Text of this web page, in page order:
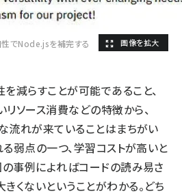
でNode.jsを補完する
減らすことが可能であること、
ソース消費などの特徴から、
流れが来ていることはまちがい
弱点の一つ、学習コストが高いと
事例によればコードの読み易さ
くないということがわかる。どち